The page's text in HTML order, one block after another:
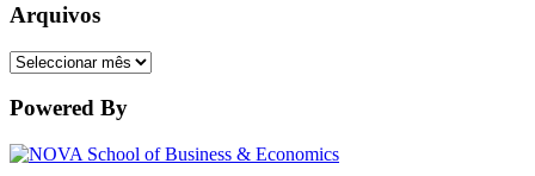
Arquivos
Arquivos
Powered By